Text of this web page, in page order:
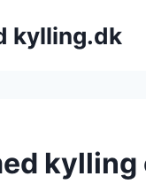
kylling.dk
kylling